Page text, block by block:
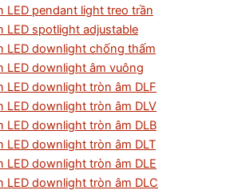
LED pendant light treo trần
LED spotlight adjustable
LED downlight chống thấm
LED downlight âm vuông
LED downlight tròn âm DLF
LED downlight tròn âm DLV
LED downlight tròn âm DLB
LED downlight tròn âm DLT
LED downlight tròn âm DLE
LED downlight tròn âm DLC